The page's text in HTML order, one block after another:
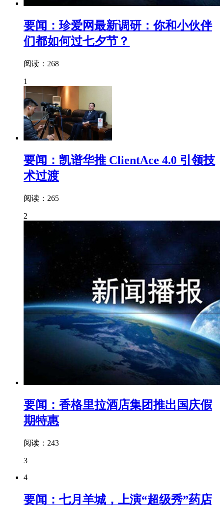
要闻：珍爱网最新调研：你和小伙伴
们都如何过七夕节？
阅读：268
1
要闻：凯谱华推 ClientAce 4.0 引领技
术过渡
阅读：265
2
要闻：香格里拉酒店集团推出国庆假
期特惠
阅读：243
3
4
要闻：七月羊城，上演“超级秀”药店